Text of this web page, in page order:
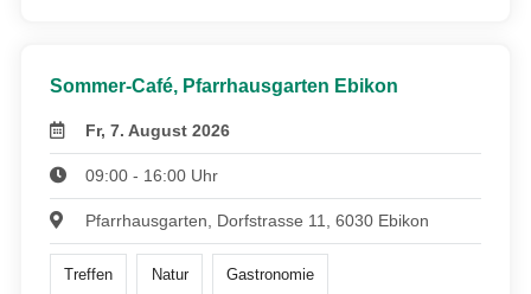
Sommer-Café, Pfarrhausgarten Ebikon
Fr, 7. August 2026
09:00 - 16:00 Uhr
Pfarrhausgarten, Dorfstrasse 11, 6030 Ebikon
Treffen Natur Gastronomie